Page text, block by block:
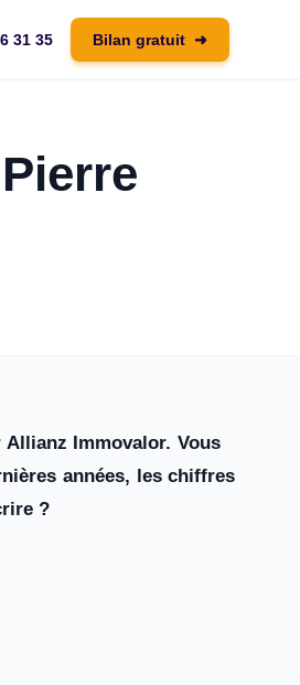
31 35 Bilan gratuit ➜
Immovalor. Vous
années, les chiffres
?